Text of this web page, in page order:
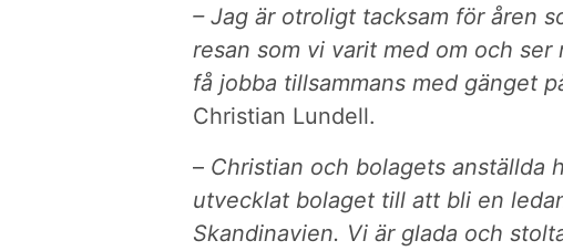
– Jag är otroligt tacksam för åren
resan som vi varit med om och
få jobba tillsammans med gänget
Christian Lundell.
– Christian och bolagets anställda
utvecklat bolaget till att bli en
Skandinavien. Vi är glada och